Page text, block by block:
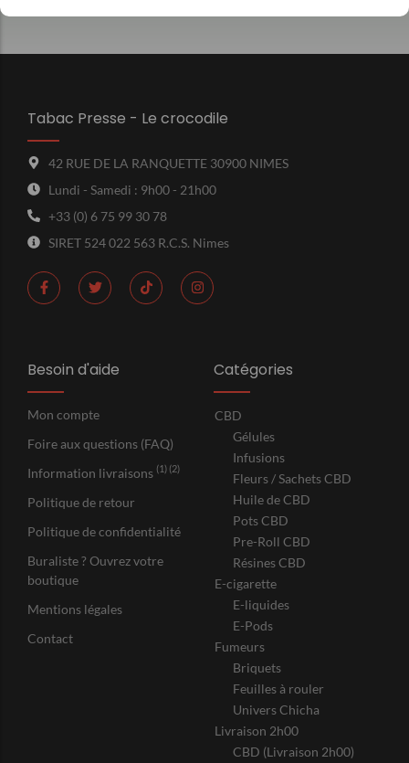
Tabac Presse - Le crocodile
42 RUE DE LA RANQUETTE 30900 NIMES
Lundi - Samedi : 9h00 - 21h00
+33 (0) 6 75 99 30 78
SIRET 524 022 563 R.C.S. Nimes
Besoin d'aide
Mon compte
Foire aux questions (FAQ)
Information livraisons (1) (2)
Politique de retour
Politique de confidentialité
Buraliste ? Ouvrez votre
boutique
Mentions légales
Contact
Catégories
CBD
Gélules
Infusions
Fleurs / Sachets CBD
Huile de CBD
Pots CBD
Pre-Roll CBD
Résines CBD
E-cigarette
E-liquides
E-Pods
Fumeurs
Briquets
Feuilles à rouler
Univers Chicha
Livraison 2h00
CBD (Livraison 2h00)